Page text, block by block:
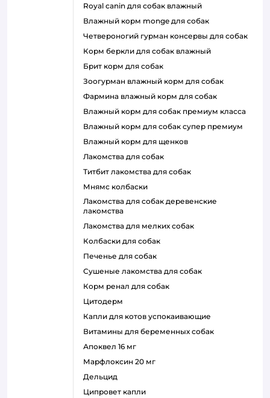
royal canin для собак влажный
влажный корм monge для собак
четвероногий гурман консервы для собак
корм беркли для собак влажный
брит корм для собак
зоогурман влажный корм для собак
фармина влажный корм для собак
влажный корм для собак премиум класса
влажный корм для собак супер премиум
влажный корм для щенков
лакомства для собак
титбит лакомства для собак
мнямс колбаски
лакомства для собак деревенские
лакомства
лакомства для мелких собак
колбаски для собак
печенье для собак
сушеные лакомства для собак
корм ренал для собак
цитодерм
капли для котов успокаивающие
витамины для беременных собак
апоквел 16 мг
марфлоксин 20 мг
дельцид
ципровет капли